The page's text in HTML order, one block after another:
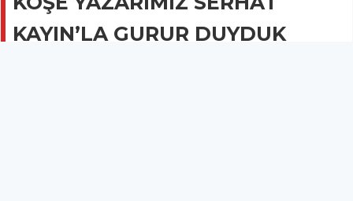
KAYIN’LA GURUR DUYDUK